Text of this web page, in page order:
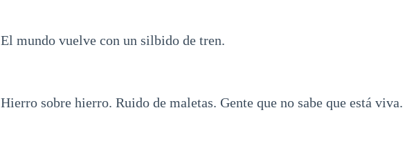
El mundo vuelve con un silbido de tren.
Hierro sobre hierro. Ruido de maletas. Gente que no sabe que está viva.